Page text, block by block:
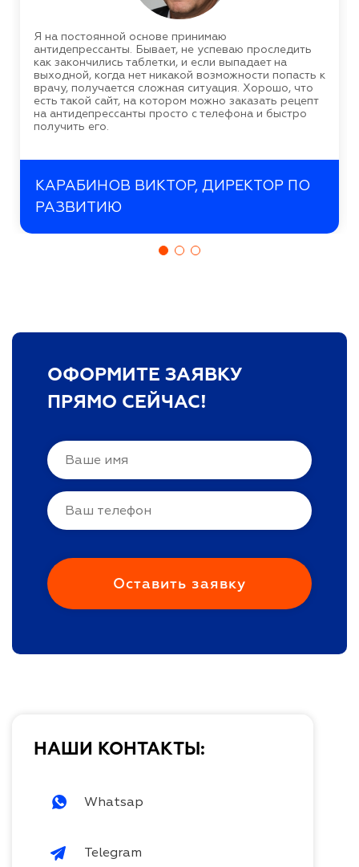
Я на постоянной основе принимаю
антидепрессанты. Бывает, не успеваю проследить
как закончились таблетки, и если выпадает на
выходной, когда нет никакой возможности попасть к
врачу, получается сложная ситуация. Хорошо, что
есть такой сайт, на котором можно заказать рецепт
на антидепрессанты просто с телефона и быстро
получить его.
КАРАБИНОВ ВИКТОР, ДИРЕКТОР ПО
РАЗВИТИЮ
ОФОРМИТЕ ЗАЯВКУ
ПРЯМО СЕЙЧАС!
НАШИ КОНТАКТЫ:
Whatsap
Telegram